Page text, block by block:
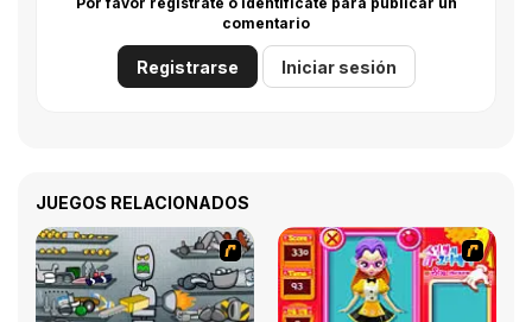
comentario
Registrarse Iniciar sesión
JUEGOS RELACIONADOS